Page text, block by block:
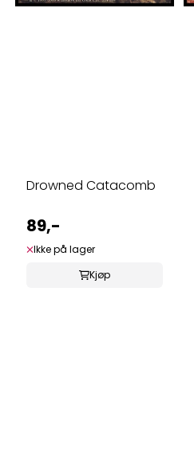
Drowned Catacomb
89,-
Ikke på lager
Kjøp